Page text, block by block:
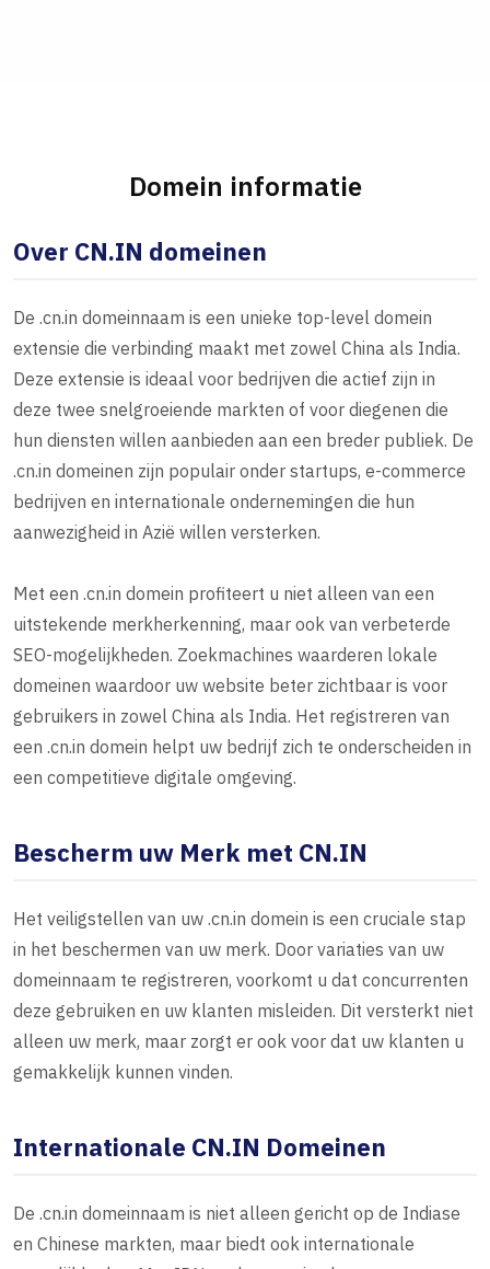
Domein informatie
Over CN.IN domeinen
De .cn.in domeinnaam is een unieke top-level domein
extensie die verbinding maakt met zowel China als India.
Deze extensie is ideaal voor bedrijven die actief zijn in
deze twee snelgroeiende markten of voor diegenen die
hun diensten willen aanbieden aan een breder publiek. De
.cn.in domeinen zijn populair onder startups, e-commerce
bedrijven en internationale ondernemingen die hun
aanwezigheid in Azië willen versterken.
Met een .cn.in domein profiteert u niet alleen van een
uitstekende merkherkenning, maar ook van verbeterde
SEO-mogelijkheden. Zoekmachines waarderen lokale
domeinen waardoor uw website beter zichtbaar is voor
gebruikers in zowel China als India. Het registreren van
een .cn.in domein helpt uw bedrijf zich te onderscheiden in
een competitieve digitale omgeving.
Bescherm uw Merk met CN.IN
Het veiligstellen van uw .cn.in domein is een cruciale stap
in het beschermen van uw merk. Door variaties van uw
domeinnaam te registreren, voorkomt u dat concurrenten
deze gebruiken en uw klanten misleiden. Dit versterkt niet
alleen uw merk, maar zorgt er ook voor dat uw klanten u
gemakkelijk kunnen vinden.
Internationale CN.IN Domeinen
De .cn.in domeinnaam is niet alleen gericht op de Indiase
en Chinese markten, maar biedt ook internationale